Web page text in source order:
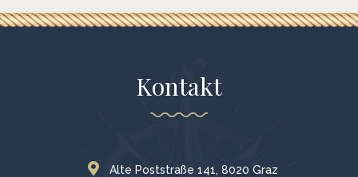
Kontakt
Alte Poststraße 141, 8020 Graz